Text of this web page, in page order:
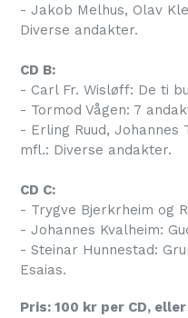
- Jakob Melhus, Olav
Diverse andakter.
CD B:
- Carl Fr. Wisløff: De ti
- Tormod Vågen: 7
- Erling Ruud,
mfl.: Diverse andakter.
CD C:
- Trygve Bjerkrheim og
- Johannes Kvalheim:
- Steinar Hunnestad:
Esaias.
Pris: 100 kr per CD,